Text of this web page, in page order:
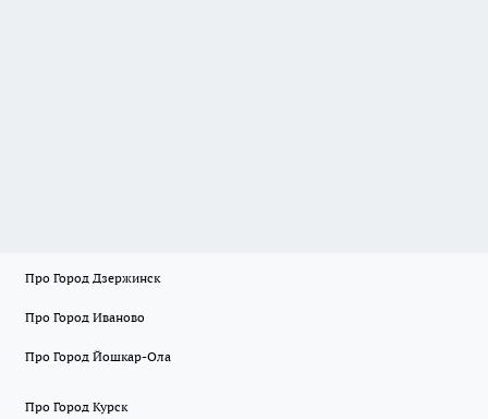
Про Город Дзержинск
Про Город Иваново
Про Город Йошкар-Ола
Про Город Курск